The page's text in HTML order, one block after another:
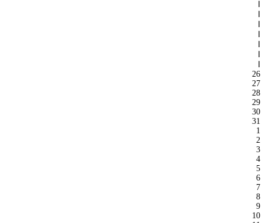
26
27
28
29
30
31
1
2
3
4
5
6
7
8
9
10